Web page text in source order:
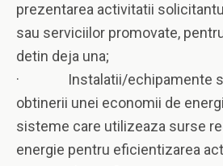
prezentarea activitatii
sau serviciilor promovate,
detin deja una;
· Instalatii/echipamente
obtinerii unei economii de
sisteme care utilizeaza surse
energie pentru eficientizarea